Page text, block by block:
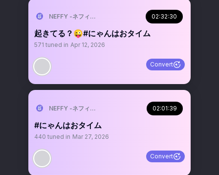
NEFFY -ネフィ-（VALIS） 02:32:30
起きてる？😜#にゃんはおタイム
571 tuned in Apr 12, 2026
Convert
NEFFY -ネフィ-（VALIS） 02:01:39
#にゃんはおタイム
440 tuned in Mar 27, 2026
Convert